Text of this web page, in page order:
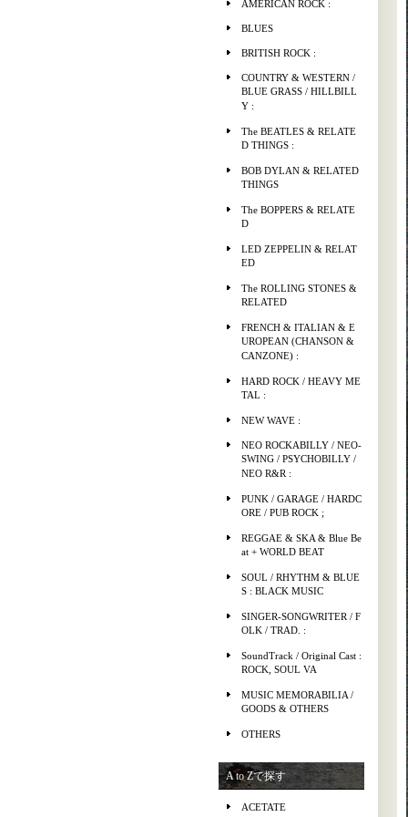
AMERICAN ROCK :
BLUES
BRITISH ROCK :
COUNTRY & WESTERN /
BLUE GRASS / HILLBILL
Y :
The BEATLES & RELATE
D THINGS :
BOB DYLAN & RELATED
THINGS
The BOPPERS & RELATE
D
LED ZEPPELIN & RELAT
ED
The ROLLING STONES &
RELATED
FRENCH & ITALIAN & E
UROPEAN (CHANSON &
CANZONE) :
HARD ROCK / HEAVY ME
TAL :
NEW WAVE :
NEO ROCKABILLY / NEO-
SWING / PSYCHOBILLY /
NEO R&R :
PUNK / GARAGE / HARDC
ORE / PUB ROCK ;
REGGAE & SKA & Blue Be
at + WORLD BEAT
SOUL / RHYTHM & BLUE
S : BLACK MUSIC
SINGER-SONGWRITER / F
OLK / TRAD. :
SoundTrack / Original Cast :
ROCK, SOUL VA
MUSIC MEMORABILIA /
GOODS & OTHERS
OTHERS
A to Zで探す
ACETATE